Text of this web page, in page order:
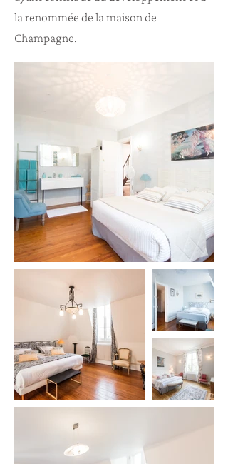
la renommée de la maison de
Champagne.